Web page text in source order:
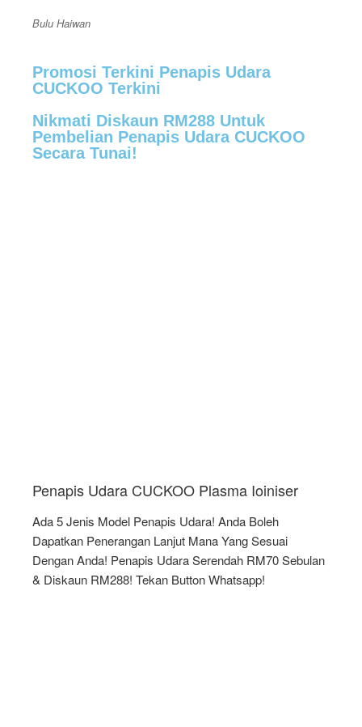
Bulu Haiwan
Promosi Terkini Penapis Udara
CUCKOO Terkini
Nikmati Diskaun RM288 Untuk
Pembelian Penapis Udara CUCKOO
Secara Tunai!
Penapis Udara CUCKOO Plasma Ioiniser
Ada 5 Jenis Model Penapis Udara! Anda Boleh
Dapatkan Penerangan Lanjut Mana Yang Sesuai
Dengan Anda! Penapis Udara Serendah RM70 Sebulan
& Diskaun RM288! Tekan Button Whatsapp!